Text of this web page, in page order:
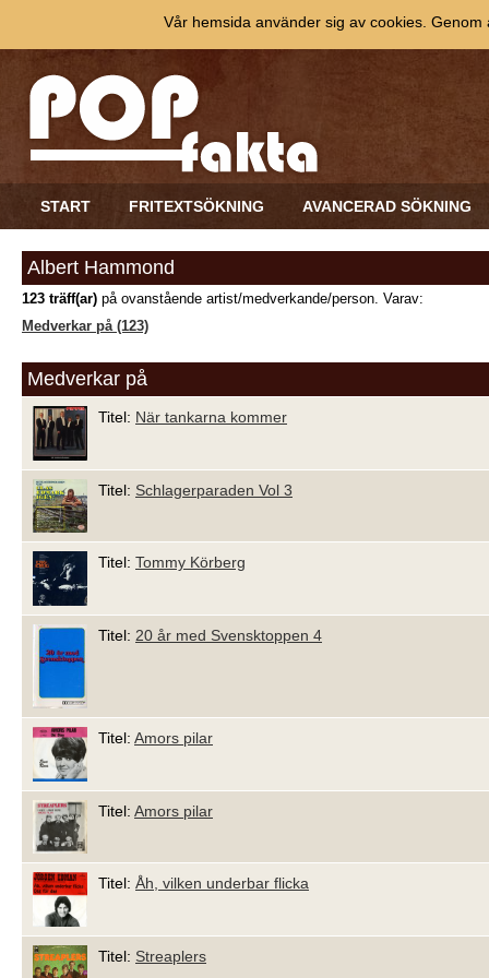
START FRITEXTSÖKNING AVANCERAD SÖKNING
Albert Hammond
123 träff(ar) på ovanstående artist/medverkande/person. Varav:
Medverkar på (123)
Medverkar på
Titel: När tankarna kommer
Titel: Schlagerparaden Vol 3
Titel: Tommy Körberg
Titel: 20 år med Svensktoppen 4
Titel: Amors pilar
Titel: Amors pilar
Titel: Åh, vilken underbar flicka
Titel: Streaplers
Vår hemsida använder sig av cookies.